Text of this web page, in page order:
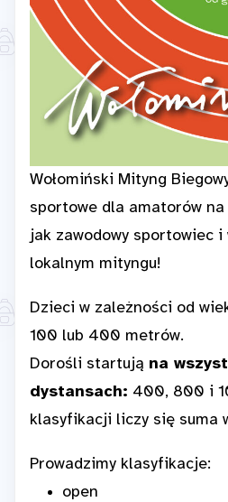
Wołomiński Mityng
sportowe dla amatorów
jak zawodowy sportowiec
lokalnym mityngu!
Dzieci w zależności od
100 lub 400 metrów.
Dorośli startują na
dystansach: 400, 800 i
klasyfikacji liczy się suma
Prowadzimy klasyfikacje:
open